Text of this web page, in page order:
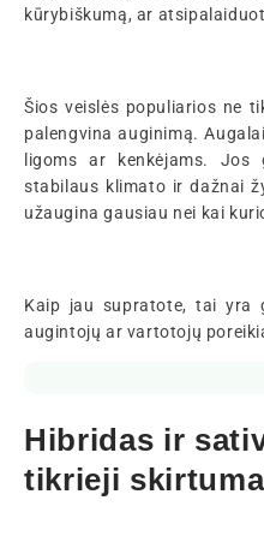
kūrybiškumą, ar
Šios veislės populiarios ne
palengvina auginimą.
ligoms ar kenkėjams.
stabilaus klimato ir dažnai
užaugina gausiau nei kai
Kaip jau supratote, tai yra
augintojų ar vartotojų
Hibridas ir
tikrieji